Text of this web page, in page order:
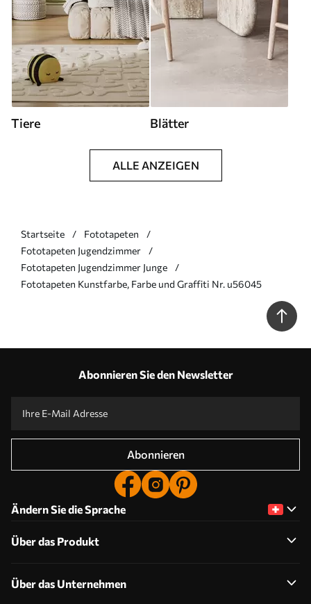
Tiere Blätter
ALLE ANZEIGEN
Startseite
Fototapeten
Fototapeten Jugendzimmer
Fototapeten Jugendzimmer Junge
Fototapeten Kunstfarbe, Farbe und Graffiti Nr. u56045
Abonnieren Sie den Newsletter
Abonnieren
Ändern Sie die Sprache
Über das Produkt
Über das Unternehmen